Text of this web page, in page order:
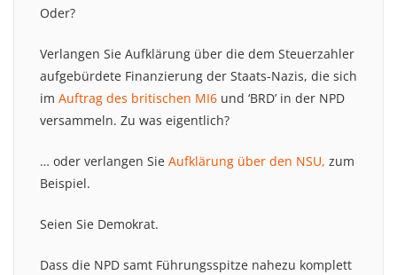
Oder?
Verlangen Sie Aufklärung über die dem Steuerzahler
aufgebürdete Finanzierung der Staats-Nazis, die sich
im Auftrag des britischen MI6 und ‘BRD’ in der NPD
versammeln. Zu was eigentlich?
… oder verlangen Sie Aufklärung über den NSU, zum
Beispiel.
Seien Sie Demokrat.
Dass die NPD samt Führungsspitze nahezu komplett